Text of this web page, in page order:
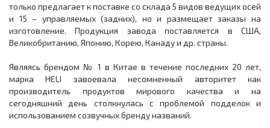
только предлагает к поставке со склада 5 видов ведущих осей
и 15 – управляемых (задних), но и размещает заказы на
изготовление. Продукция завода поставляется в США,
Великобританию, Японию, Корею, Канаду и др. страны.
Являясь брендом № 1 в Китае в течение последних 20 лет,
марка HELI завоевала несомненный авторитет как
производитель продуктов мирового качества и на
сегодняшний день столкнулась с проблемой подделок и
использованием созвучных бренду названий.